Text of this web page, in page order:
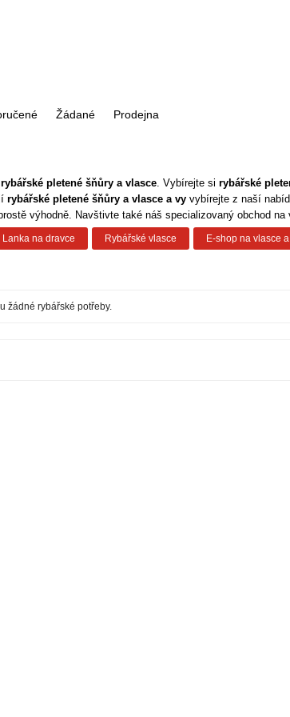
Žádané Prodejna
rybářské pletené šňůry a vlasce. Vybírejte si rybářské
rybářské pletené šňůry a vlasce a vyvybírejte z naší
výhodně. Navštivte také náš specializovaný obchod na
Lanka na dravce Rybářské vlasce E-shop na vlasce
žádné rybářské potřeby.